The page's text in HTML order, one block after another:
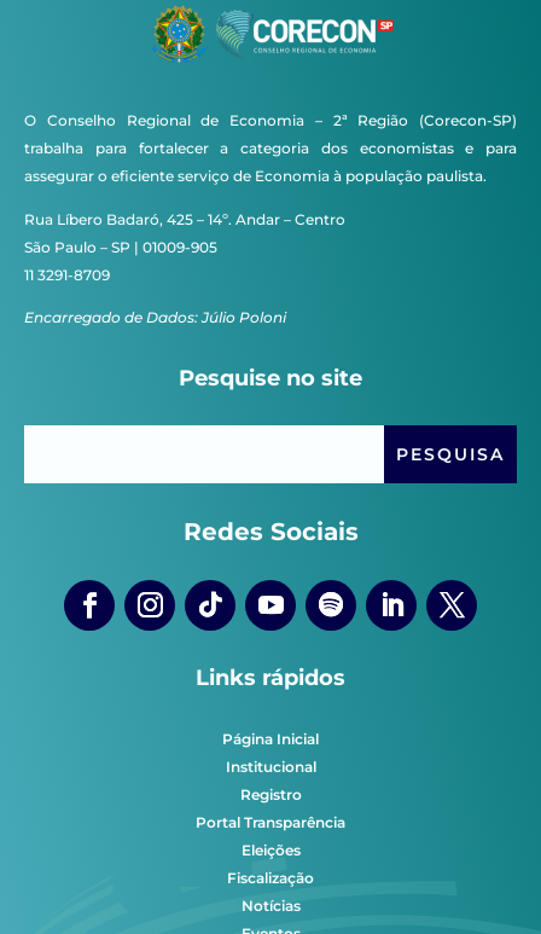
O Conselho Regional de Economia – 2ª Região (Corecon-SP)
trabalha para fortalecer a categoria dos economistas e para
assegurar o eficiente serviço de Economia à população paulista.
Rua Líbero Badaró, 425 – 14º. Andar – Centro
São Paulo – SP | 01009-905
11 3291-8709
Encarregado de Dados: Júlio Poloni
Pesquise no site
Redes Sociais
Links rápidos
Página Inicial
Institucional
Registro
Portal Transparência
Eleições
Fiscalização
Notícias